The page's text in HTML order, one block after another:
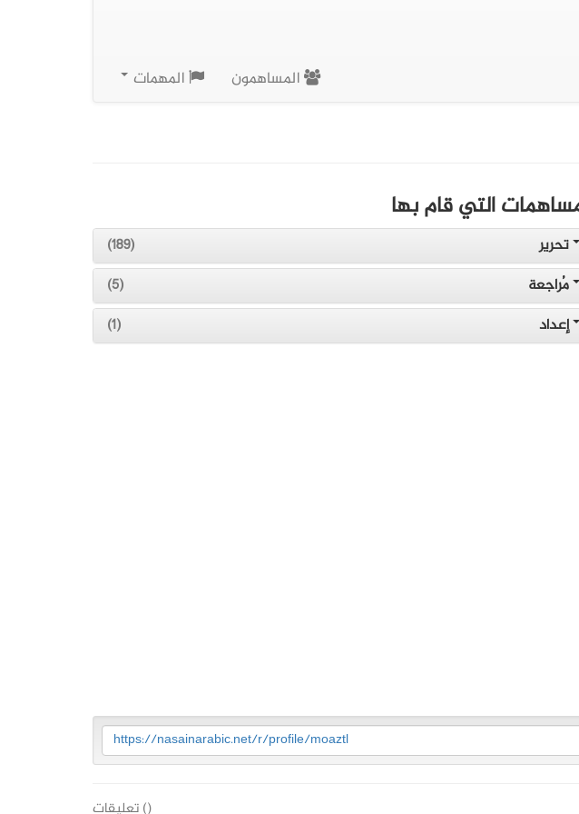
المساهمون المهمات
التي قام بها
تحرير
(189)
مُراجعة
(5)
إعداد
(1)
https://nasainarabic.net/r/profile/moaztl
() تعليقات